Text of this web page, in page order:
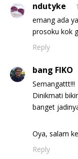
ndutyke
emang ada
prosoku kok
Reply
bang FIKO
Semangattt!!!
Dinikmati
banget
Oya, salam
Reply